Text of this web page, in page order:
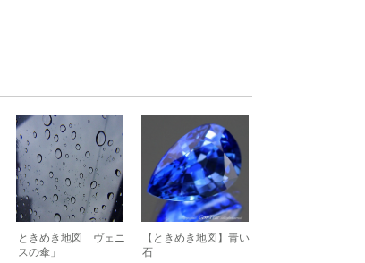
ときめき地図「ヴェニ
スの傘」
【ときめき地図】青い
石